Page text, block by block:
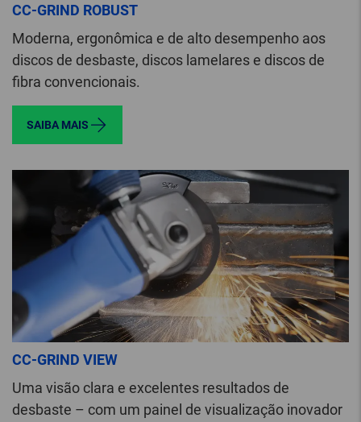
CC-GRIND ROBUST
Moderna, ergonômica e de alto desempenho aos
discos de desbaste, discos lamelares e discos de
fibra convencionais.
SAIBA MAIS
CC-GRIND VIEW
Uma visão clara e excelentes resultados de
desbaste – com um painel de visualização inovador